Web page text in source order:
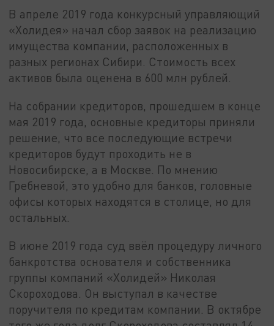
В апреле 2019 года конкурсный управляющий
«Холидея» начал сбор заявок на реализацию
имущества компании, расположенных в
разных регионах Сибири. Стоимость всех
активов была оценена в 600 млн рублей.
На собрании кредиторов, прошедшем в конце
мая 2019 года, основные кредиторы приняли
решение, что все последующие встречи
кредиторов будут проходить не в
Новосибирске, а в Москве. По мнению
Гребневой, это удобно для банков, головные
офисы которых находятся в столице, но для
остальных.
В июне 2019 года суд ввёл процедуру личного
банкротства основателя и собственника
группы компаний «Холидей» Николая
Скороходова. Он выступал в качестве
поручителя по кредитам компании. В октябре